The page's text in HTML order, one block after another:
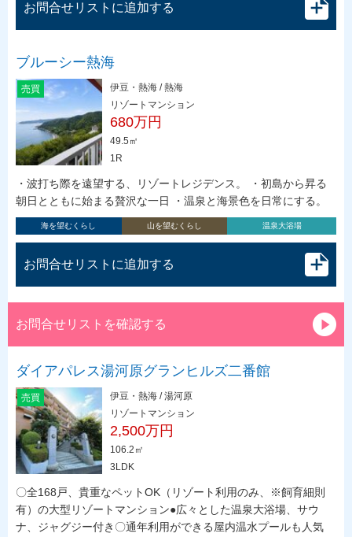
お問合せリストに追加する
ブルーシー熱海
売買
伊豆・熱海 / 熱海
リゾートマンション
680万円
49.5㎡
1R
・波打ち際を遠望する、リゾートレジデンス。 ・初島から昇る
朝日とともに始まる贅沢な一日 ・温泉と海景色を日常にする。
海を望むくらし 山を望むくらし 温泉大浴場
お問合せリストに追加する
お問合せリストを確認する
ダイアパレス湯河原グランヒルズ二番館
売買
伊豆・熱海 / 湯河原
リゾートマンション
2,500万円
106.2㎡
3LDK
〇全168戸、貴重なペットOK（リゾート利用のみ、※飼育細則
有）の大型リゾートマンション●広々とした温泉大浴場、サウ
ナ、ジャグジー付き〇通年利用ができる屋内温水プールも人気